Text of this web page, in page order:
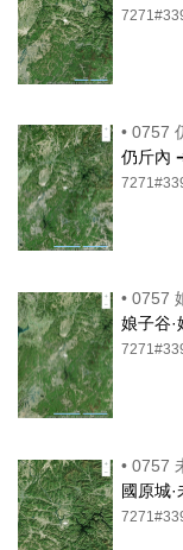
• 0757
仍斤內
• 0757
娘子谷
• 0757
國原城